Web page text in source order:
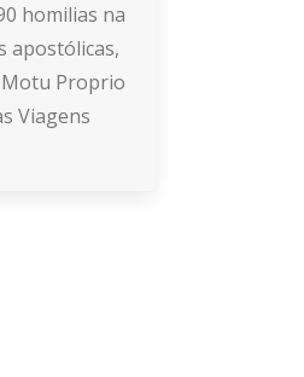
homilias na
apostólicas,
Proprio
Viagens